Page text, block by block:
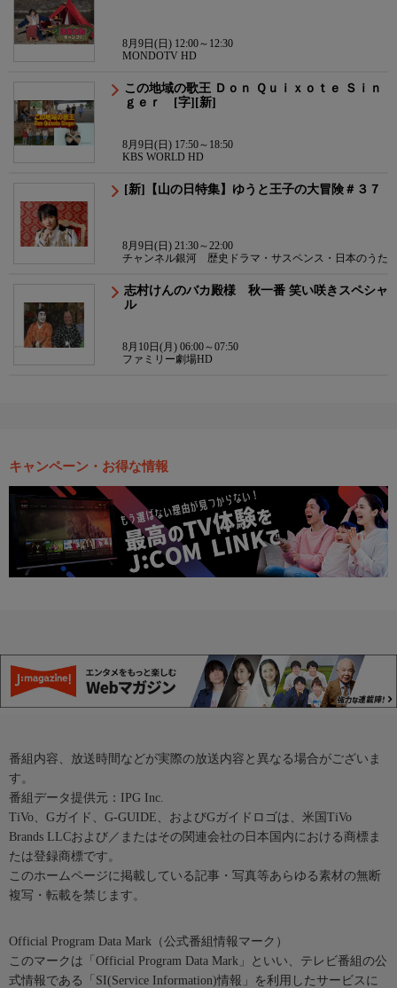
8月9日(日) 12:00～12:30
MONDOTV HD
この地域の歌王 Ｄｏｎ Ｑｕｉｘｏｔｅ Ｓｉｎ
ｇｅｒ [字][新]
8月9日(日) 17:50～18:50
KBS WORLD HD
[新]【山の日特集】ゆうと王子の大冒険＃３７
8月9日(日) 21:30～22:00
チャンネル銀河 歴史ドラマ・サスペンス・日本のうた
志村けんのバカ殿様 秋一番 笑い咲きスペシャ
ル
8月10日(月) 06:00～07:50
ファミリー劇場HD
キャンペーン・お得な情報
番組内容、放送時間などが実際の放送内容と異なる場合がございま
す。
番組データ提供元：IPG Inc.
TiVo、Gガイド、G-GUIDE、およびGガイドロゴは、米国TiVo
Brands LLCおよび／またはその関連会社の日本国内における商標ま
たは登録商標です。
このホームページに掲載している記事・写真等あらゆる素材の無断
複写・転載を禁じます。
Official Program Data Mark（公式番組情報マーク）
このマークは「Official Program Data Mark」といい、テレビ番組の公
式情報である「SI(Service Information)情報」を利用したサービスに